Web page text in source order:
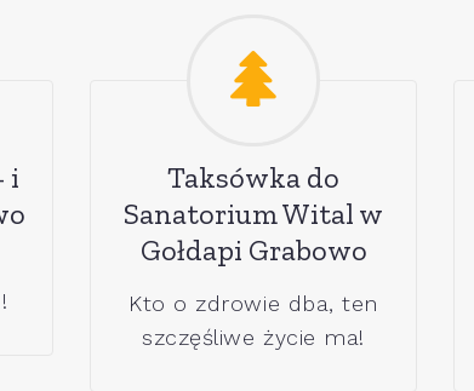
i
Taksówka do
Sanatorium Wital w
Gołdapi Grabowo
Kto o zdrowie dba, ten
szczęśliwe życie ma!